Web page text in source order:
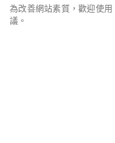
為改善網站素質，歡迎使用
議。